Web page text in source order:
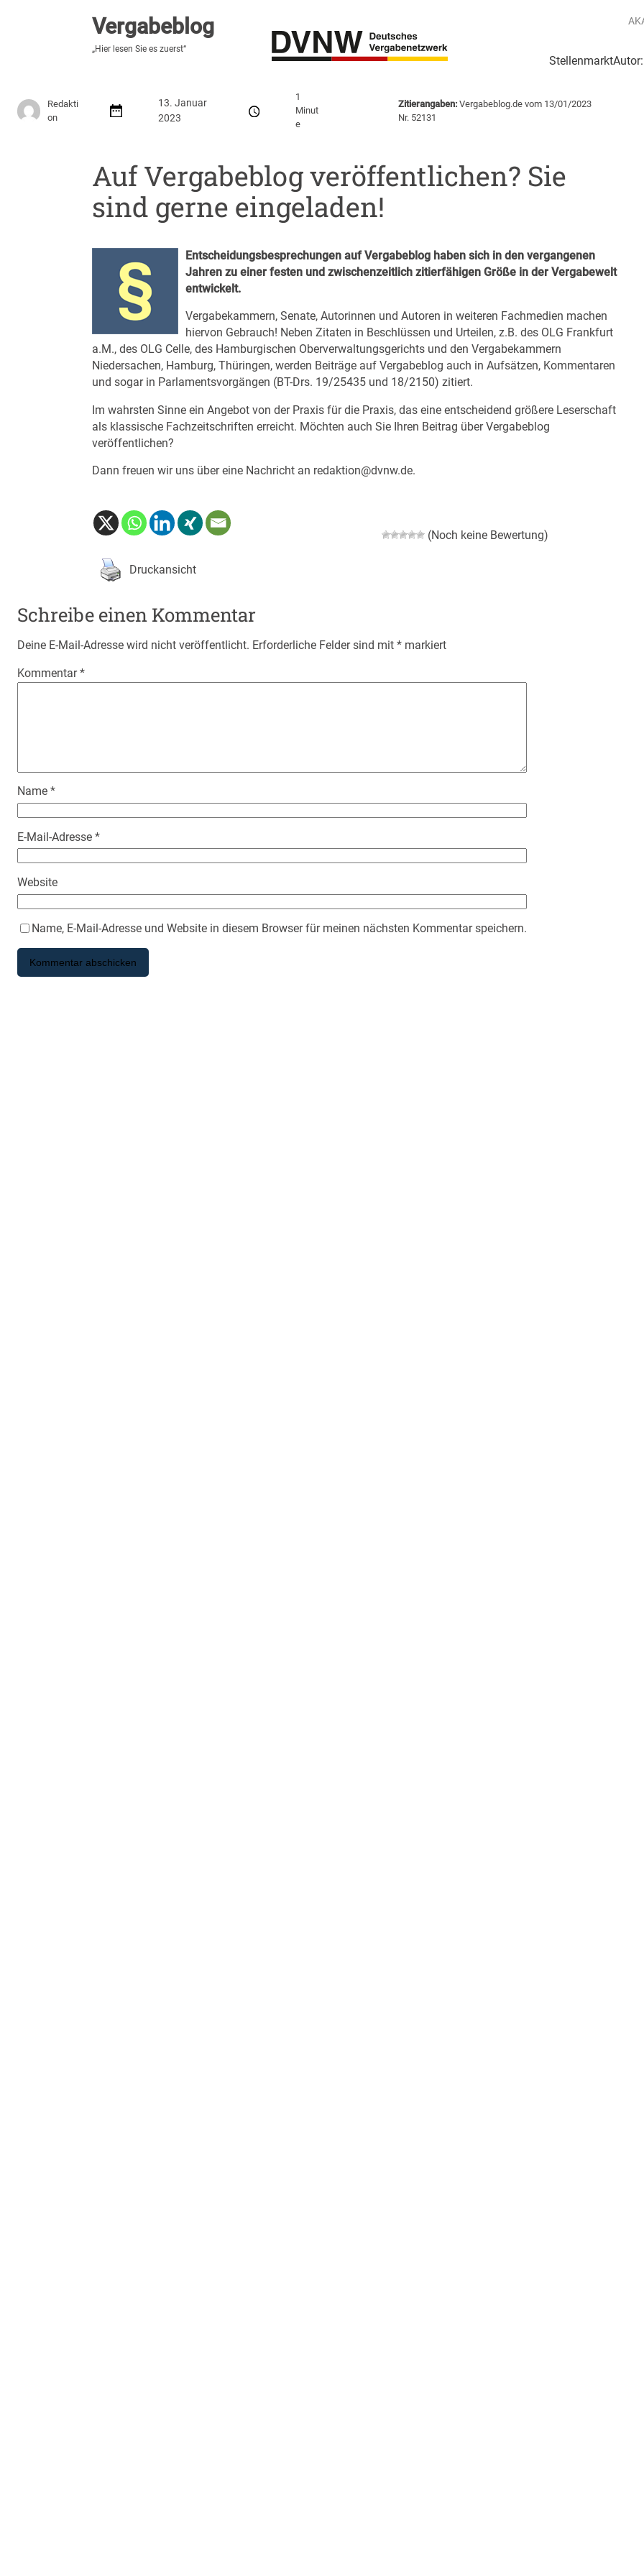
Vergabeblog
„Hier lesen Sie es zuerst“
Stellenmarkt
Vergabeblog
„Hier lesen Sie es zuerst“
Redakti
on
13. Januar
2023
1
Minut
e
Zitierangaben:Vergabeblog.de vom 13/01/2023
Nr. 52131
Auf Vergabeblog veröffentlichen? Sie
sind gerne eingeladen!
Entscheidungsbesprechungen auf Vergabeblog haben sich in den vergangenen
Jahren zu einer festen und zwischenzeitlich zitierfähigen Größe in der Vergabewelt
entwickelt.
Vergabekammern, Senate, Autorinnen und Autoren in weiteren Fachmedien machen
hiervon Gebrauch! Neben Zitaten in Beschlüssen und Urteilen, z.B. des OLG Frankfurt
a.M., des OLG Celle, des Hamburgischen Oberverwaltungsgerichts und den Vergabekammern
Niedersachen, Hamburg, Thüringen, werden Beiträge auf Vergabeblog auch in Aufsätzen, Kommentaren
und sogar in Parlamentsvorgängen (BT-Drs. 19/25435 und 18/2150) zitiert.
Im wahrsten Sinne ein Angebot von der Praxis für die Praxis, das eine entscheidend größere Leserschaft
als klassische Fachzeitschriften erreicht. Möchten auch Sie Ihren Beitrag über Vergabeblog
veröffentlichen?
Dann freuen wir uns über eine Nachricht an redaktion@dvnw.de.
(Noch keine Bewertung)
Druckansicht
Schreibe einen Kommentar
Deine E-Mail-Adresse wird nicht veröffentlicht. Erforderliche Felder sind mit * markiert
Kommentar*
Name *
E-Mail-Adresse *
Website
Name, E-Mail-Adresse und Website in diesem Browser für meinen nächsten Kommentar speichern.